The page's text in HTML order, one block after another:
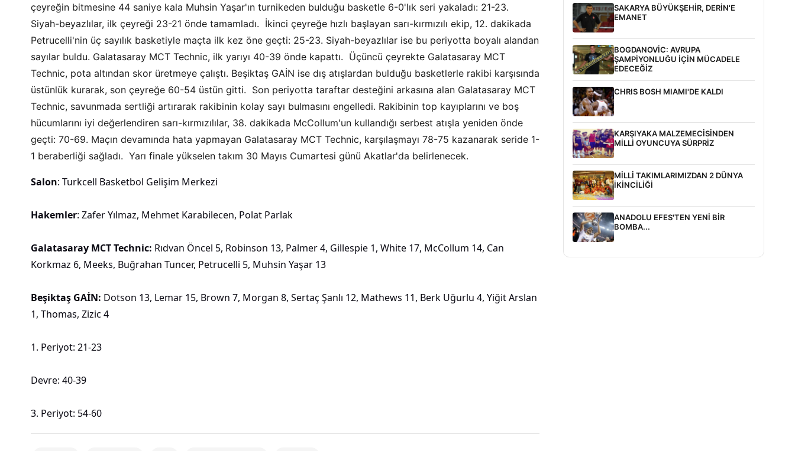
çeyreğin bitmesine 44 saniye kala Muhsin Yaşar'ın turnikeden bulduğu basketle 6-0'lık seri yakaladı: 21-23.
Siyah-beyazlılar, ilk çeyreği 23-21 önde tamamladı. İkinci çeyreğe hızlı başlayan sarı-kırmızılı ekip, 12. dakikada
Petrucelli'nin üç sayılık basketiyle maçta ilk kez öne geçti: 25-23. Siyah-beyazlılar ise bu periyotta boyalı alandan
sayılar buldu. Galatasaray MCT Technic, ilk yarıyı 40-39 önde kapattı. Üçüncü çeyrekte Galatasaray MCT
Technic, pota altından skor üretmeye çalıştı. Beşiktaş GAİN ise dış atışlardan bulduğu basketlerle rakibi karşısında
üstünlük kurarak, son çeyreğe 60-54 üstün gitti. Son periyotta taraftar desteğini arkasına alan Galatasaray MCT
Technic, savunmada sertliği artırarak rakibinin kolay sayı bulmasını engelledi. Rakibinin top kayıplarını ve boş
hücumlarını iyi değerlendiren sarı-kırmızılılar, 38. dakikada McCollum'un kullandığı serbest atışla yeniden önde
geçti: 70-69. Maçın devamında hata yapmayan Galatasaray MCT Technic, karşılaşmayı 78-75 kazanarak seride 1-
1 beraberliği sağladı. Yarı finale yükselen takım 30 Mayıs Cumartesi günü Akatlar'da belirlenecek.
Salon: Turkcell Basketbol Gelişim Merkezi
Hakemler: Zafer Yılmaz, Mehmet Karabilecen, Polat Parlak
Galatasaray MCT Technic: Rıdvan Öncel 5, Robinson 13, Palmer 4, Gillespie 1, White 17, McCollum 14, Can
Korkmaz 6, Meeks, Buğrahan Tuncer, Petrucelli 5, Muhsin Yaşar 13
Beşiktaş GAİN: Dotson 13, Lemar 15, Brown 7, Morgan 8, Sertaç Şanlı 12, Mathews 11, Berk Uğurlu 4, Yiğit Arslan
1, Thomas, Zizic 4
1. Periyot: 21-23
Devre: 40-39
3. Periyot: 54-60
SAKARYA BÜYÜKŞEHİR, DERİN'E
EMANET
BOGDANOVİC: AVRUPA
ŞAMPİYONLUĞU İÇİN MÜCADELE
EDECEĞİZ
CHRIS BOSH MIAMI'DE KALDI
KARŞIYAKA MALZEMECİSİNDEN
MİLLİ OYUNCUYA SÜRPRİZ
MİLLİ TAKIMLARIMIZDAN 2 DÜNYA
İKİNCİLİĞİ
ANADOLU EFES'TEN YENİ BİR
BOMBA...